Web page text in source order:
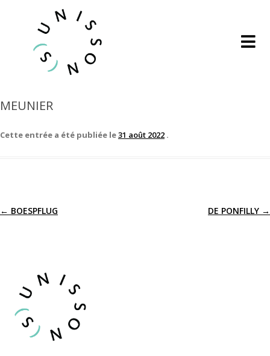
MEUNIER
Cette entrée a été publiée le31 août 2022 .
Navigation
articles
← BOESPFLUG DE PONFILLY →